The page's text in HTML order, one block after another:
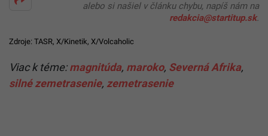
alebo si našiel v článku chybu, napíš nám na
redakcia@startitup.sk.
Zdroje: TASR, X/Kinetik, X/Volcaholic
Viac k téme:magnitúda, maroko, Severná Afrika,
silné zemetrasenie, zemetrasenie